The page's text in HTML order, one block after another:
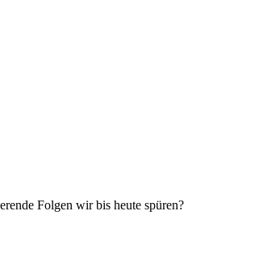
Folgen wir bis heute spüren?